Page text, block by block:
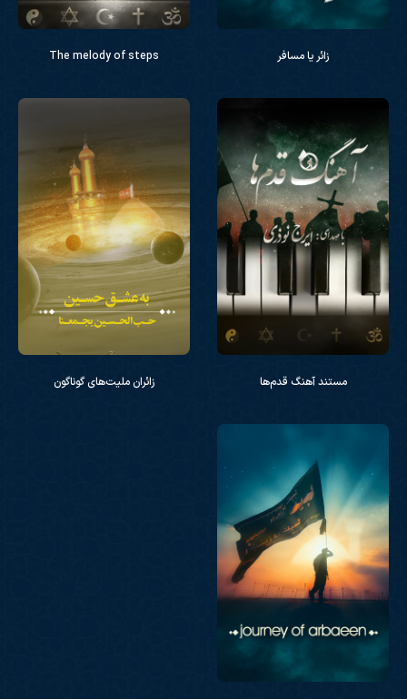
زائر یا مسافر The melody of steps
مستند آهنگ قدم‌ها زائران ملیت‌های گوناگون